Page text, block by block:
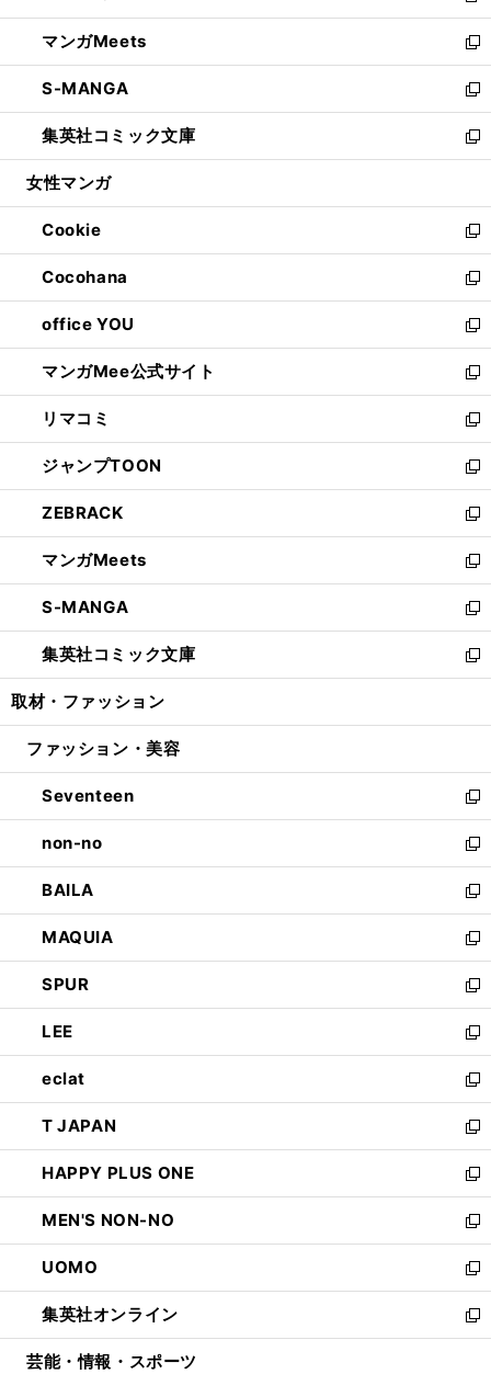
開
く
ウ
で
開
く
ン
ド
ウ
で
開
く
ウ
ィ
ン
ド
ウ
で
開
し
い
ウ
ィ
ン
ド
ウ
開
く
マンガMeets
新
し
い
ウ
ィ
ン
ウ
で
開
く
S-MANGA
新
し
い
ウ
ン
ド
ウ
で
開
く
集英社コミック文庫
新
し
ウ
ィ
ン
ド
ウ
で
開
く
女性マンガ
Cookie
新
し
い
ウ
ィ
ン
ド
ウ
で
開
く
Cocohana
新
し
い
ウ
ィ
ン
ド
ウ
で
開
く
office YOU
新
し
い
ウ
ィ
ン
ド
ウ
で
開
く
マンガMee公式サイト
新
し
い
ウ
ィ
ン
ド
ウ
で
開
く
リマコミ
新
し
い
ウ
ィ
ン
ド
ウ
で
開
く
ジャンプTOON
新
し
い
ウ
ィ
ン
ド
ウ
で
開
ZEBRACK
新
し
い
ウ
ィ
ン
ド
ウ
開
マンガMeets
新
し
い
ウ
ィ
ン
ウ
開
く
S-MANGA
新
し
い
ウ
ン
ウ
で
開
く
集英社コミック文庫
新
し
ウ
ン
ド
ウ
で
開
く
取材・ファッション
ファッション・美容
Seventeen
新
し
い
ウ
ィ
ン
ド
ウ
で
開
く
non-no
新
し
い
ウ
ィ
ン
ド
ウ
で
開
く
BAILA
新
し
い
ウ
ィ
ン
ド
ウ
で
開
く
MAQUIA
新
し
い
ウ
ィ
ン
ド
ウ
で
開
く
SPUR
新
し
い
ウ
ィ
ン
ド
ウ
で
開
く
LEE
新
し
い
ウ
ィ
ン
ド
ウ
で
開
く
eclat
新
し
い
ウ
ィ
ン
ド
ウ
で
開
く
T JAPAN
新
し
い
ウ
ィ
ン
ド
ウ
で
開
HAPPY PLUS ONE
新
し
い
ウ
ィ
ン
ド
ウ
MEN'S NON-NO
新
し
い
ウ
ィ
ン
UOMO
新
し
い
ウ
集英社オンライン
新
し
芸能・情報・スポーツ